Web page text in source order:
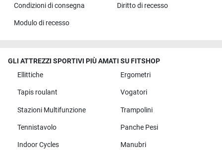
Condizioni di consegna Diritto di recesso
Modulo di recesso
GLI ATTREZZI SPORTIVI PIÙ AMATI SU FITSHOP
Ellittiche
Ergometri
Tapis roulant Vogatori
Stazioni Multifunzione Trampolini
Tennistavolo Panche Pesi
Indoor Cycles Manubri